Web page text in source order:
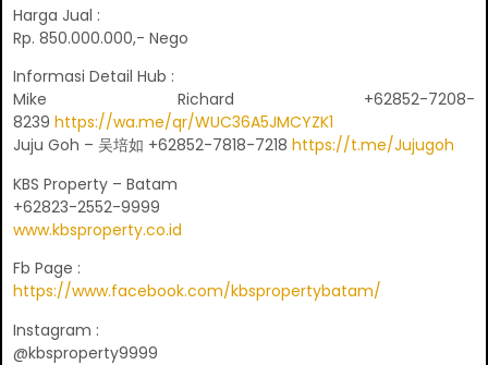
Harga Jual :
Rp. 850.000.000,- Nego
Informasi Detail Hub :
Mike Richard +62852-7208-
8239 https://wa.me/qr/WUC36A5JMCYZK1
Juju Goh – 吴培如 +62852-7818-7218 https://t.me/Jujugoh
KBS Property – Batam
+62823-2552-9999
www.kbsproperty.co.id
Fb Page :
https://www.facebook.com/kbspropertybatam/
Instagram :
@kbsproperty9999